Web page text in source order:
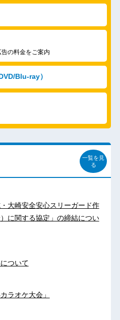
の料金をご案内
Blu-ray）
一覧を見
る
大崎安全安心スリーガード作
に関する協定」の締結につい
ついて
ラオケ大会」